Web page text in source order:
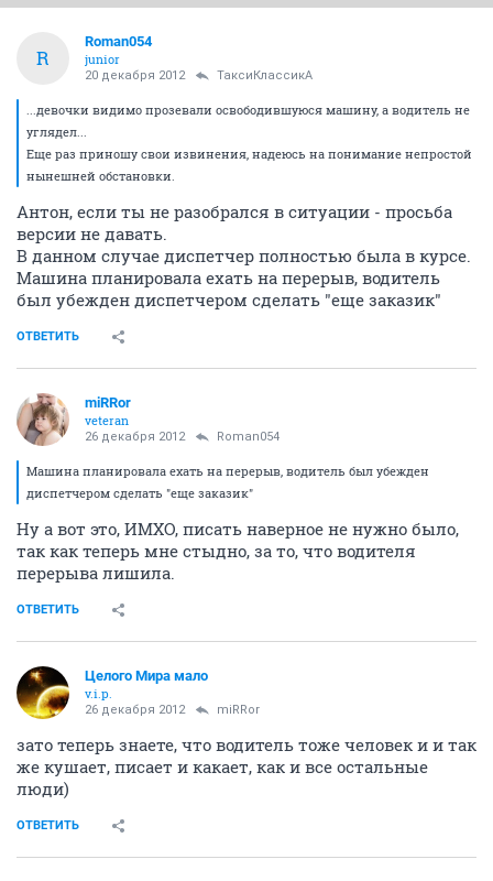
R
Roman054
junior
20 декабря 2012 ТаксиКлассикА
...девочки видимо прозевали освободившуюся машину, а водитель не
углядел...
Еще раз приношу свои извинения, надеюсь на понимание непростой
нынешней обстановки.
Антон, если ты не разобрался в ситуации - просьба
версии не давать.
В данном случае диспетчер полностью была в курсе.
Машина планировала ехать на перерыв, водитель
был убежден диспетчером сделать "еще заказик"
ОТВЕТИТЬ
miRRor
veteran
26 декабря 2012 Roman054
Машина планировала ехать на перерыв, водитель был убежден
диспетчером сделать "еще заказик"
Ну а вот это, ИМХО, писать наверное не нужно было,
так как теперь мне стыдно, за то, что водителя
перерыва лишила.
ОТВЕТИТЬ
Целого Мира мало
v.i.p.
26 декабря 2012 miRRor
зато теперь знаете, что водитель тоже человек и и так
же кушает, писает и какает, как и все остальные
люди)
ОТВЕТИТЬ